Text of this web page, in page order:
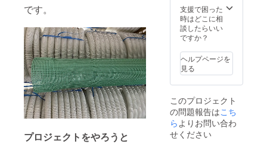
です。
プロジェクトをやろうと
支援で困った
時はどこに相
談したらいい
ですか？
ヘルプページを
見る
このプロジェクト
の問題報告はこち
らよりお問い合わ
せください